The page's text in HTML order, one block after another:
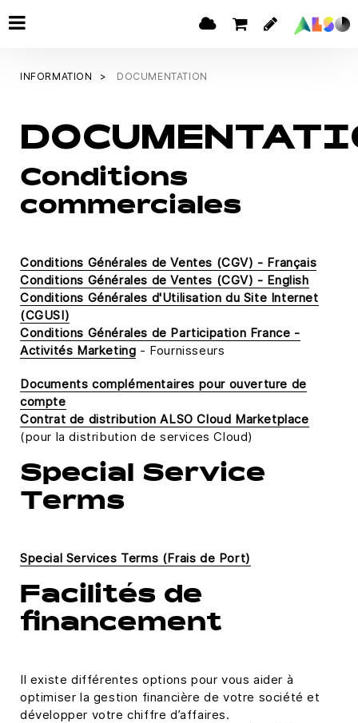
INFORMATION DOCUMENTATION
Conditions
commerciales
Conditions Générales de Ventes (CGV) - Français
Conditions Générales de Ventes (CGV) - English
Conditions Générales d'Utilisation du Site Internet
(CGUSI)
Conditions Générales de Participation France -
Activités Marketing - Fournisseurs
Documents complémentaires pour ouverture de
compte
Contrat de distribution ALSO Cloud Marketplace
(pour la distribution de services Cloud)
Special Service
Terms
Special Services Terms (Frais de Port)
Facilités de
financement
Il existe différentes options pour vous aider à
optimiser la gestion financière de votre société et
développer votre chiffre d’affaires.